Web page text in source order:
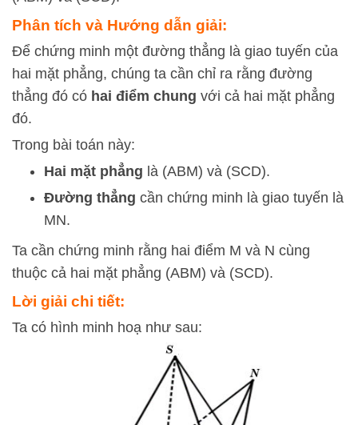
Phân tích và Hướng dẫn giải:
Để chứng minh một đường thẳng là giao tuyến của
hai mặt phẳng, chúng ta cần chỉ ra rằng đường
thẳng đó có hai điểm chung với cả hai mặt phẳng
đó.
Trong bài toán này:
Hai mặt phẳng là (ABM) và (SCD).
Đường thẳng cần chứng minh là giao tuyến là
MN.
Ta cần chứng minh rằng hai điểm M và N cùng
thuộc cả hai mặt phẳng (ABM) và (SCD).
Lời giải chi tiết:
Ta có hình minh hoạ như sau: